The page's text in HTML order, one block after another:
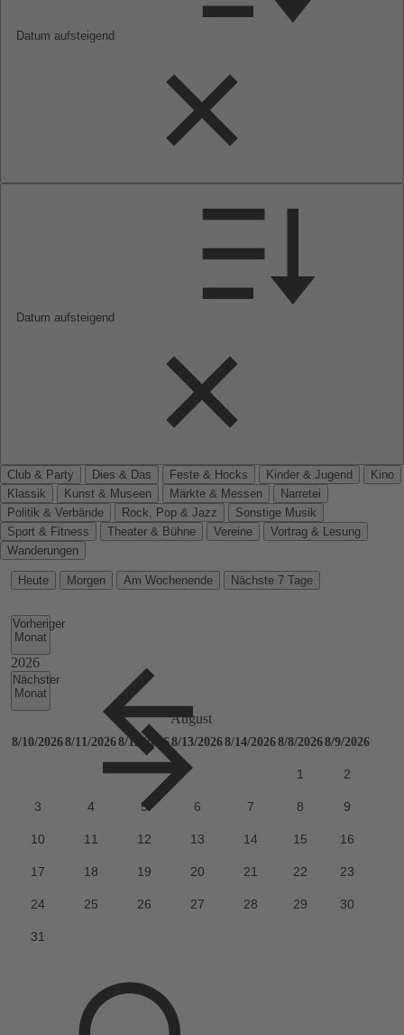
Datum aufsteigend
Datum aufsteigend
Club & Party Dies & Das Feste & Hocks Kinder & Jugend
Kino
Klassik
Kunst & Museen Märkte & Messen
Narretei
Politik & Verbände
Rock, Pop & Jazz
Sonstige Musik
Sport & Fitness
Theater & Bühne Vereine
Vortrag & Lesung
Wanderungen
Heute Morgen Am Wochenende Nächste 7 Tage
Vorheriger
Monat
Nächster
Monat